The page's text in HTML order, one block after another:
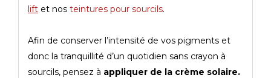
lift et nos teintures pour sourcils.
Afin de conserver l’intensité de vos pigments et
donc la tranquillité d’un quotidien sans crayon à
sourcils, pensez à appliquer de la crème solaire.